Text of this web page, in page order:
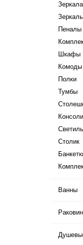
Зеркала
Пеналы
Шкафы
Комоды
Полки
Тумбы
Консоли
Столик
Ванны